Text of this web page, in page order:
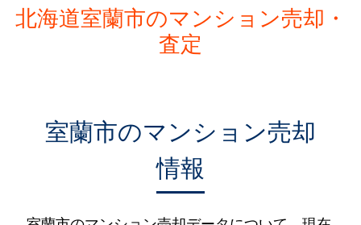
北海道室蘭市のマンション売却・
査定
室蘭市のマンション売却
情報